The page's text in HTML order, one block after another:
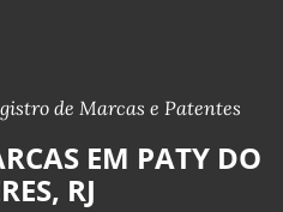
de Marcas e Patentes
EM PATY DO
RJ